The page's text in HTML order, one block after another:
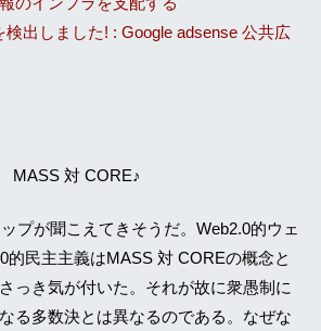
出しました! : Google adsense 公共広
対 CORE♪
プが聞こえてきそうだ。Web2.0的ウェ
的民主主義はMASS 対 COREの概念と
っき気が付いた。それが故に衆愚制に
る多数決とは異なるのである。なぜな